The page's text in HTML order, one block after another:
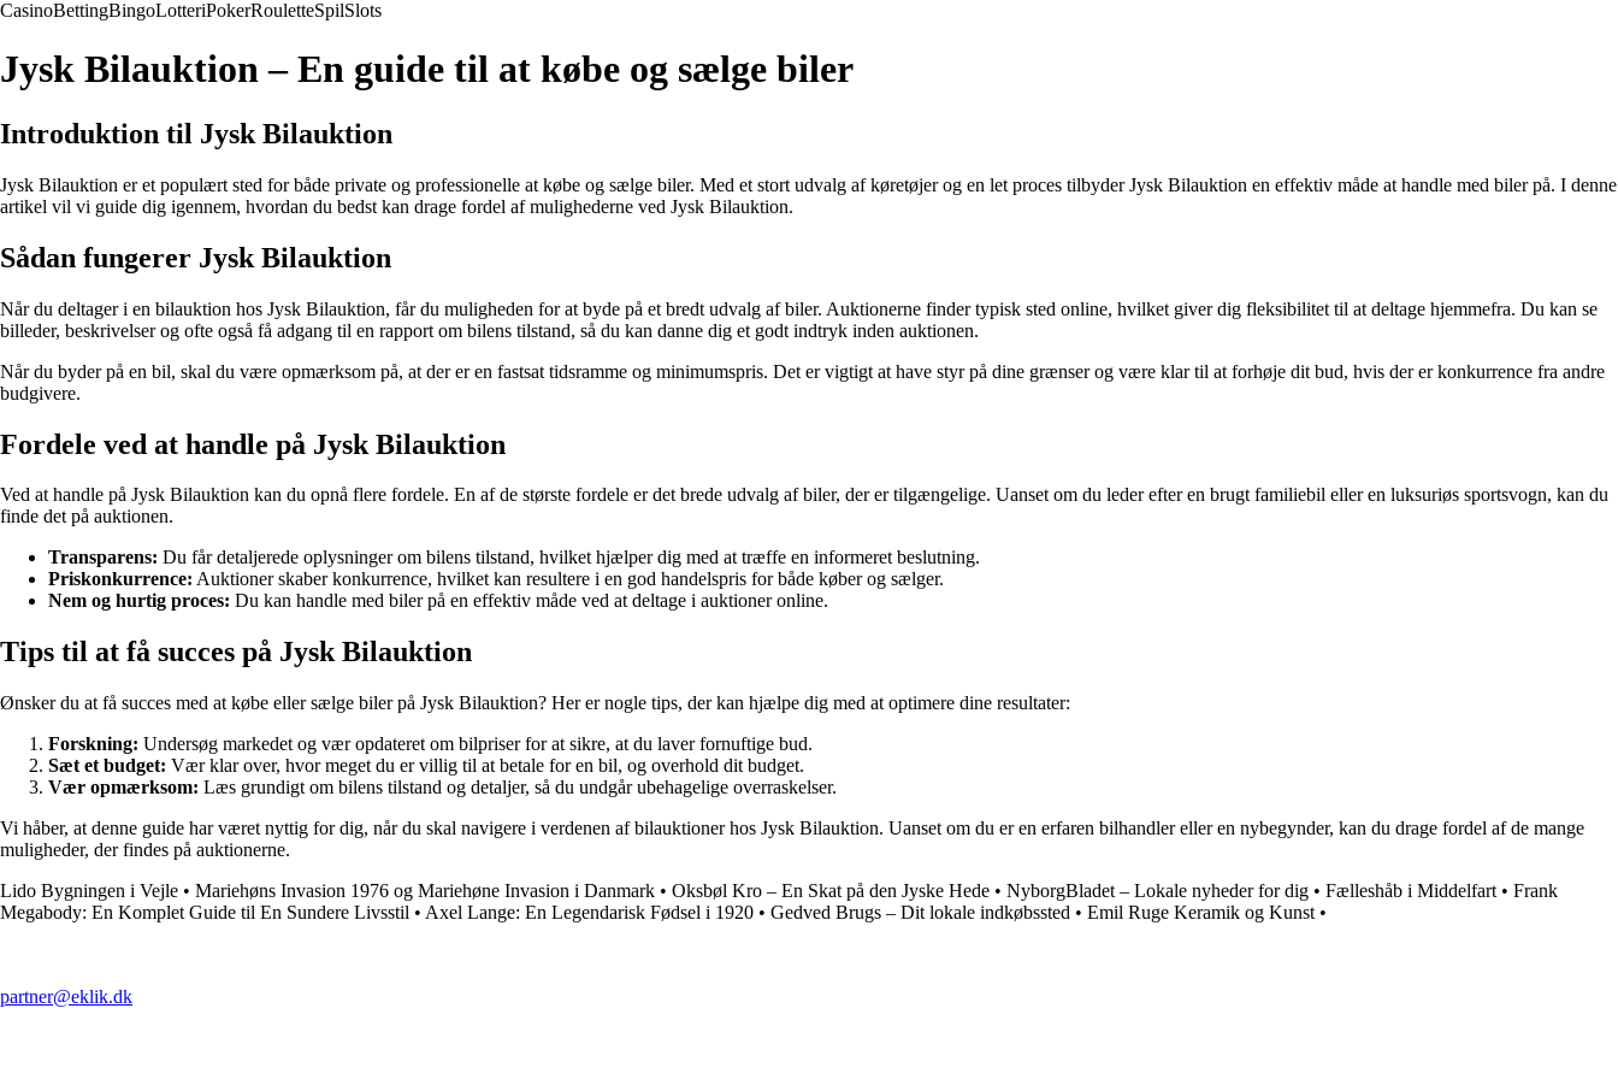
CasinoBettingBingoLotteriPokerRouletteSpilSlots
Jysk Bilauktion – En guide til at købe og sælge biler
Introduktion til Jysk Bilauktion
Jysk Bilauktion er et populært sted for både private og professionelle at købe og sælge biler. Med et stort udvalg af køretøjer og en let proces tilbyder Jysk Bilauktion en effektiv måde at handle med biler på. I denne
artikel vil vi guide dig igennem, hvordan du bedst kan drage fordel af mulighederne ved Jysk Bilauktion.
Sådan fungerer Jysk Bilauktion
Når du deltager i en bilauktion hos Jysk Bilauktion, får du muligheden for at byde på et bredt udvalg af biler. Auktionerne finder typisk sted online, hvilket giver dig fleksibilitet til at deltage hjemmefra. Du kan se
billeder, beskrivelser og ofte også få adgang til en rapport om bilens tilstand, så du kan danne dig et godt indtryk inden auktionen.
Når du byder på en bil, skal du være opmærksom på, at der er en fastsat tidsramme og minimumspris. Det er vigtigt at have styr på dine grænser og være klar til at forhøje dit bud, hvis der er konkurrence fra andre
budgivere.
Fordele ved at handle på Jysk Bilauktion
Ved at handle på Jysk Bilauktion kan du opnå flere fordele. En af de største fordele er det brede udvalg af biler, der er tilgængelige. Uanset om du leder efter en brugt familiebil eller en luksuriøs sportsvogn, kan du
finde det på auktionen.
Transparens: Du får detaljerede oplysninger om bilens tilstand, hvilket hjælper dig med at træffe en informeret beslutning.
Priskonkurrence: Auktioner skaber konkurrence, hvilket kan resultere i en god handelspris for både køber og sælger.
Nem og hurtig proces: Du kan handle med biler på en effektiv måde ved at deltage i auktioner online.
Tips til at få succes på Jysk Bilauktion
Ønsker du at få succes med at købe eller sælge biler på Jysk Bilauktion? Her er nogle tips, der kan hjælpe dig med at optimere dine resultater:
Forskning: Undersøg markedet og vær opdateret om bilpriser for at sikre, at du laver fornuftige bud.
Sæt et budget: Vær klar over, hvor meget du er villig til at betale for en bil, og overhold dit budget.
Vær opmærksom: Læs grundigt om bilens tilstand og detaljer, så du undgår ubehagelige overraskelser.
Vi håber, at denne guide har været nyttig for dig, når du skal navigere i verdenen af bilauktioner hos Jysk Bilauktion. Uanset om du er en erfaren bilhandler eller en nybegynder, kan du drage fordel af de mange
muligheder, der findes på auktionerne.
Lido Bygningen i Vejle • Mariehøns Invasion 1976 og Mariehøne Invasion i Danmark • Oksbøl Kro – En Skat på den Jyske Hede • NyborgBladet – Lokale nyheder for dig • Fælleshåb i Middelfart • Frank
Megabody: En Komplet Guide til En Sundere Livsstil • Axel Lange: En Legendarisk Fødsel i 1920 • Gedved Brugs – Dit lokale indkøbssted • Emil Ruge Keramik og Kunst •
partner@eklik.dk